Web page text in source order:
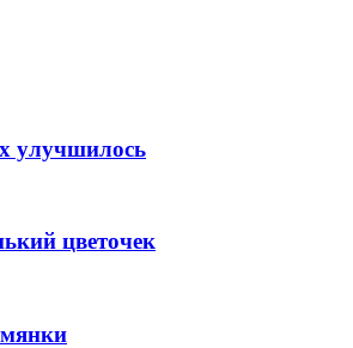
улучшилось
цветочек